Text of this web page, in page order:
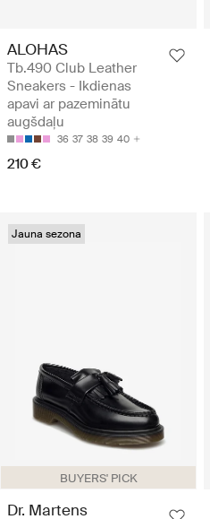
ALOHAS
Tb.490 Club Leather
Sneakers - Ikdienas
apavi ar pazeminātu
augšdaļu
36 37 38 39 40
210 €
BUYERS' PICK
Jauna sezona
Dr. Martens